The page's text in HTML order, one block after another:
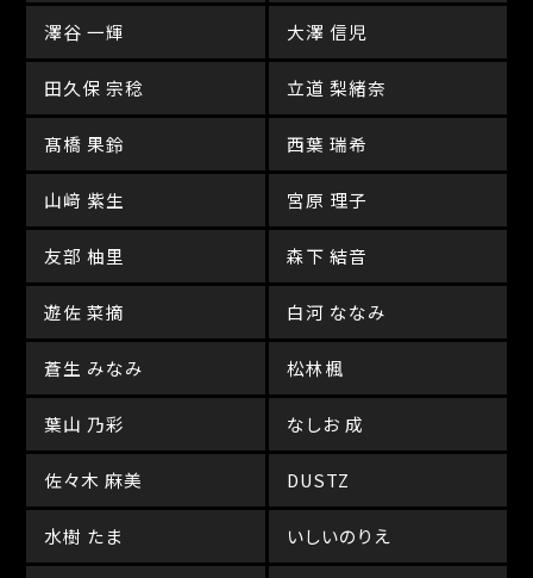
澤谷 一輝 大澤 信児
田久保 宗稔 立道 梨緒奈
髙橋 果鈴 西葉 瑞希
山﨑 紫生 宮原 理子
友部 柚里 森下 結音
遊佐 菜摘 白河 ななみ
蒼生 みなみ 松林楓
葉山 乃彩 なしお 成
佐々木 麻美 DUSTZ
水樹 たま いしいのりえ